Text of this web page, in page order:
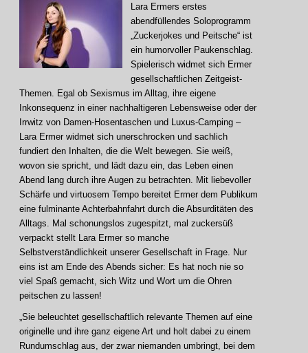
Lara Ermers erstes
abendfüllendes Soloprogramm
„Zuckerjokes und Peitsche“ ist
ein humorvoller Paukenschlag.
Spielerisch widmet sich Ermer
gesellschaftlichen Zeitgeist-
Themen. Egal ob Sexismus im Alltag, ihre eigene
Inkonsequenz in einer nachhaltigeren Lebensweise oder der
Irrwitz von Damen-Hosentaschen und Luxus-Camping –
Lara Ermer widmet sich unerschrocken und sachlich
fundiert den Inhalten, die die Welt bewegen. Sie weiß,
wovon sie spricht, und lädt dazu ein, das Leben einen
Abend lang durch ihre Augen zu betrachten. Mit liebevoller
Schärfe und virtuosem Tempo bereitet Ermer dem Publikum
eine fulminante Achterbahnfahrt durch die Absurditäten des
Alltags. Mal schonungslos zugespitzt, mal zuckersüß
verpackt stellt Lara Ermer so manche
Selbstverständlichkeit unserer Gesellschaft in Frage. Nur
eins ist am Ende des Abends sicher: Es hat noch nie so
viel Spaß gemacht, sich Witz und Wort um die Ohren
peitschen zu lassen!
„Sie beleuchtet gesellschaftlich relevante Themen auf eine
originelle und ihre ganz eigene Art und holt dabei zu einem
Rundumschlag aus, der zwar niemanden umbringt, bei dem